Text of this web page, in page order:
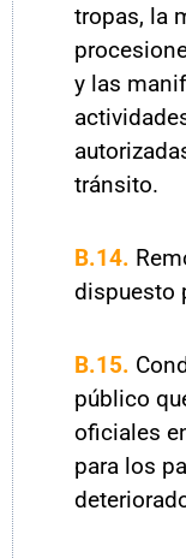
tropas, la
y las
tránsito.
B.14.
dispuesto
B.15.
público
oficiales
para los